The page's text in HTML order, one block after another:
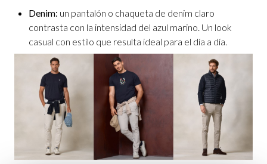
Denim: un pantalón o chaqueta de denim claro
contrasta con la intensidad del azul marino. Un look
casual con estilo que resulta ideal para el día a día.